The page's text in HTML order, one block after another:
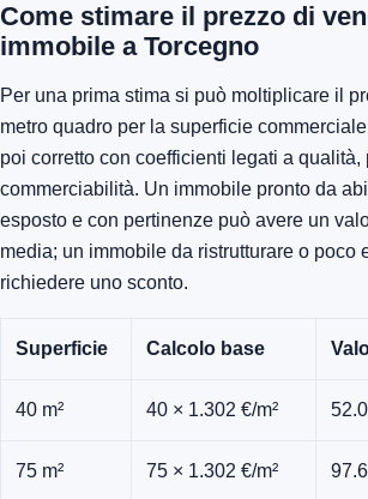
Come stimare il prezzo di
immobile a Torcegno
Per una prima stima si può moltiplicare il
metro quadro per la superficie
poi corretto con coefficienti legati a qualità,
commerciabilità. Un immobile pronto da
esposto e con pertinenze può avere un
media; un immobile da ristrutturare o poco
richiedere uno sconto.
Superficie Calcolo base
40 m² 40 × 1.302 €/m²
75 m² 75 × 1.302 €/m²